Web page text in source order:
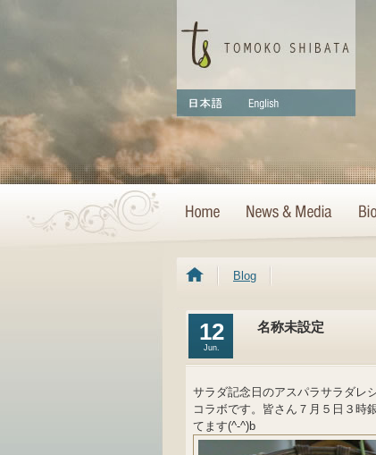
Blog
12
Jun.
名称未設定
サラダ記念日のアスパラサラダレ
コラボです。皆さん７月５日３時
てます(^-^)b